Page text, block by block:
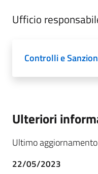
Ufficio
Controlli e
Ulteriori
Ultimo aggiornamento
22/05/2023